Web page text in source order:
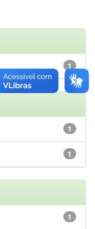
1
1
1
1